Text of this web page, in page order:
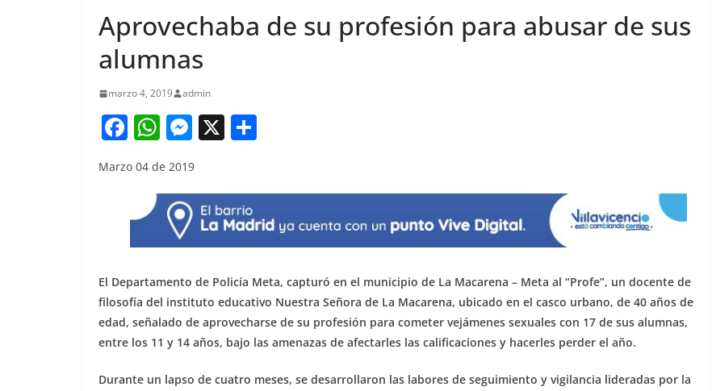
Aprovechaba de su profesión para abusar de sus
alumnas
marzo 4, 2019 admin
F
c
b
o
o
k
W
at
s
A
p
p
M
ss
e
n
g
er
X
e
Marzo 04 de 2019
El Departamento de Policía Meta, capturó en el municipio de La Macarena – Meta al “Profe”, un docente de
filosofía del instituto educativo Nuestra Señora de La Macarena, ubicado en el casco urbano, de 40 años de
edad, señalado de aprovecharse de su profesión para cometer vejámenes sexuales con 17 de sus alumnas,
entre los 11 y 14 años, bajo las amenazas de afectarles las calificaciones y hacerles perder el año.
Durante un lapso de cuatro meses, se desarrollaron las labores de seguimiento y vigilancia lideradas por la